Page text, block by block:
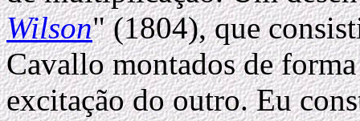
Wilson" (1804), que
Cavallo montados de
excitação do outro. Eu